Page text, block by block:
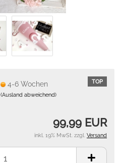
TOP
4-6 Wochen
(Ausland abweichend)
99,99 EUR
inkl. 19% MwSt. zzgl. Versand